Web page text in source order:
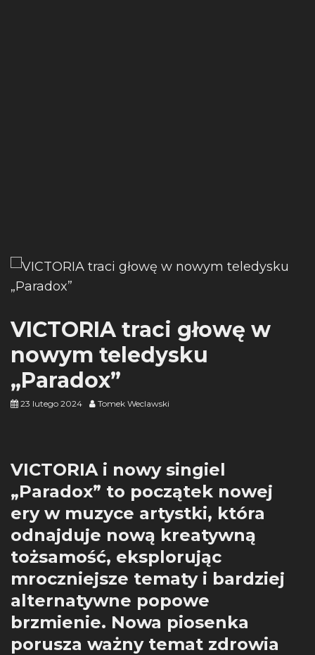
VICTORIA traci głowę w
nowym teledysku
„Paradox”
23 lutego 2024 Tomek Weclawski
VICTORIA i nowy singiel
„Paradox” to początek nowej
ery w muzyce artystki, która
odnajduje nową kreatywną
tożsamość, eksplorując
mroczniejsze tematy i bardziej
alternatywne popowe
brzmienie. Nowa piosenka
porusza ważny temat zdrowia